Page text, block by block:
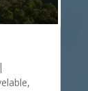
|
,